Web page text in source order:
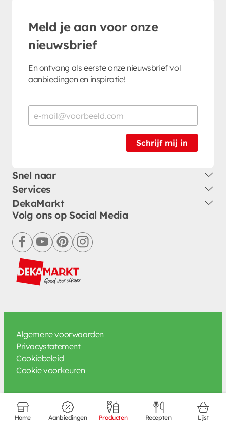
Meld je aan voor onze
nieuwsbrief
En ontvang als eerste onze nieuwsbrief vol
aanbiedingen en inspiratie!
Schrijf mij in
Snel naar
Services
DekaMarkt
Volg ons op Social Media
facebookyoutubepinterestinstagram
Algemene voorwaarden
Privacystatement
Cookiebeleid
Cookie voorkeuren
Home Aanbiedingen Producten Recepten Lijst